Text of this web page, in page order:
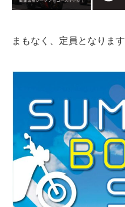
まもなく、定員となります